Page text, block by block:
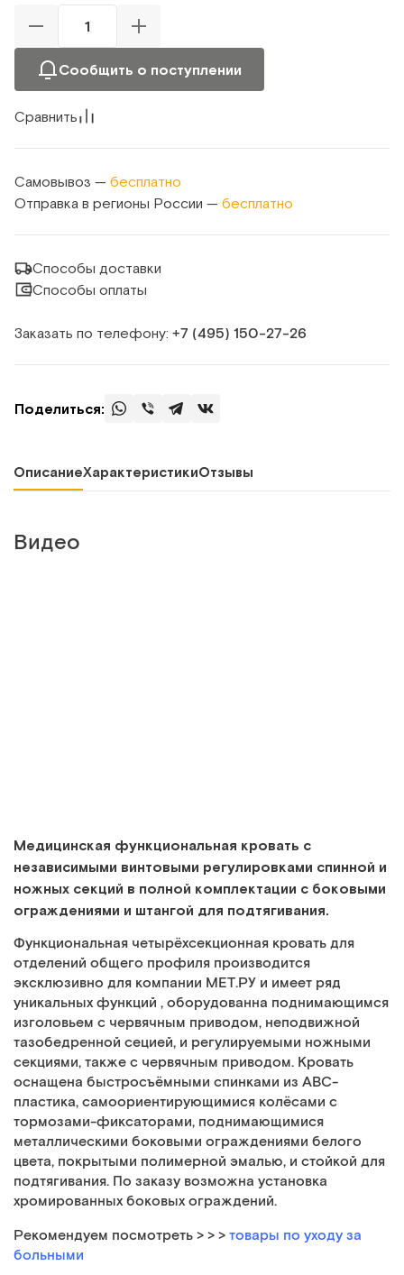
Сообщить о поступлении
Сравнить
Самовывоз — бесплатно
Отправка в регионы России — бесплатно
Способы доставки
Способы оплаты
Заказать по телефону: +7 (495) 150‑27‑26
Поделиться:
ОписаниеХарактеристикиОтзывы
Видео
Медицинская функциональная кровать с
независимыми винтовыми регулировками спинной и
ножных секций в полной комплектации c боковыми
ограждениями и штангой для подтягивания.
Функциональная четырёхсекционная кровать для
отделений общего профиля производится
эксклюзивно для компании МЕТ.РУ и имеет ряд
уникальных функций , оборудованна поднимающимся
изголовьем с червячным приводом, неподвижной
тазобедренной сецией, и регулируемыми ножными
секциями, также с червячным приводом. Кровать
оснащена быстросъёмными спинками из АВС-
пластика, самоориентирующимися колёсами с
тормозами-фиксаторами, поднимающимися
металлическими боковыми ограждениями белого
цвета, покрытыми полимерной эмалью, и стойкой для
подтягивания. По заказу возможна установка
хромированных боковых ограждений.
Рекомендуем посмотреть> > >товары по уходу за
больными